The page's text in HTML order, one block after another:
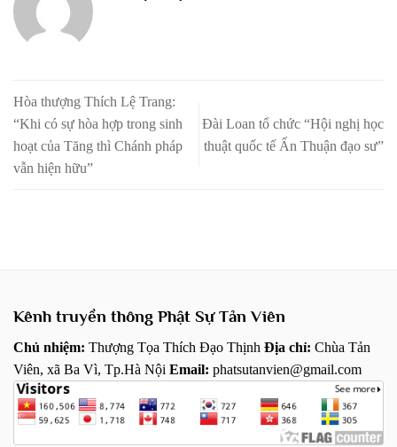
Hòa thượng Thích Lệ Trang:
“Khi có sự hòa hợp trong sinh
hoạt của Tăng thì Chánh pháp
vẫn hiện hữu”
Đài Loan tổ chức “Hội nghị học
thuật quốc tế Ấn Thuận đạo sư”
Kênh truyền thông Phật Sự Tản Viên
Chủ nhiệm: Thượng Tọa Thích Đạo Thịnh Địa chỉ: Chùa Tản
Viên, xã Ba Vì, Tp.Hà Nội Email: phatsutanvien@gmail.com